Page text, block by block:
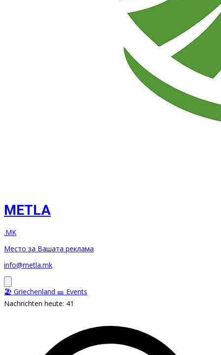
METLA
.MK
Место за Вашата реклама
info@metla.mk
🏖️ Griechenland 🎫 Events
Nachrichten heute: 41